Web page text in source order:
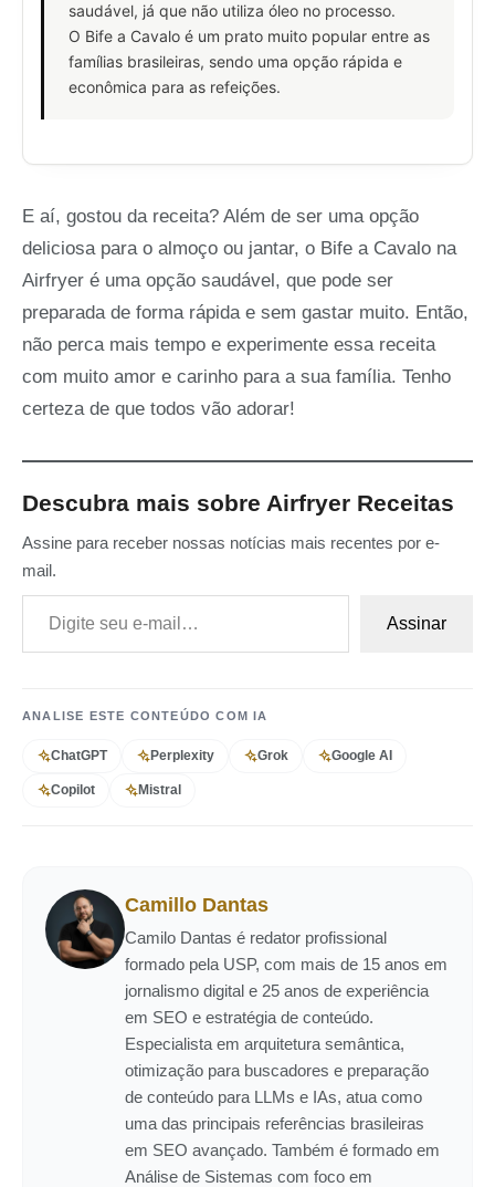
saudável, já que não utiliza óleo no processo.
O Bife a Cavalo é um prato muito popular entre as
famílias brasileiras, sendo uma opção rápida e
econômica para as refeições.
E aí, gostou da receita? Além de ser uma opção
deliciosa para o almoço ou jantar, o Bife a Cavalo na
Airfryer é uma opção saudável, que pode ser
preparada de forma rápida e sem gastar muito. Então,
não perca mais tempo e experimente essa receita
com muito amor e carinho para a sua família. Tenho
certeza de que todos vão adorar!
Descubra mais sobre Airfryer Receitas
Assine para receber nossas notícias mais recentes por e-
mail.
Digite seu e-mail…
Assinar
ANALISE ESTE CONTEÚDO COM IA
ChatGPT Perplexity Grok Google AI
Copilot Mistral
Camillo Dantas
Camilo Dantas é redator profissional
formado pela USP, com mais de 15 anos em
jornalismo digital e 25 anos de experiência
em SEO e estratégia de conteúdo.
Especialista em arquitetura semântica,
otimização para buscadores e preparação
de conteúdo para LLMs e IAs, atua como
uma das principais referências brasileiras
em SEO avançado. Também é formado em
Análise de Sistemas com foco em